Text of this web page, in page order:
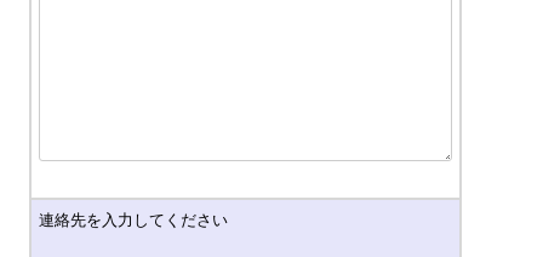
連絡先を入力してください